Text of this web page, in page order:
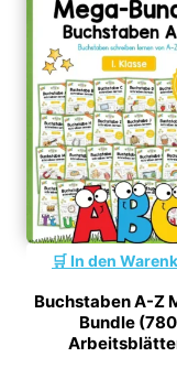
In den
Buchstaben A-Z
Bundle (780